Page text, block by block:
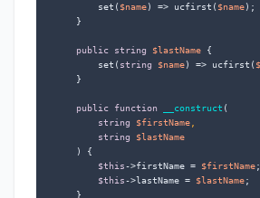
        set(
$name) => ucfirst( $name);
    }
public string $lastName {
        set(
string $name) => ucfirst(
    }
public function __construct (
string
$firstName,
string
$lastName
)
{
$this->firstName = $firstName;
$this->lastName = $lastName;
    }